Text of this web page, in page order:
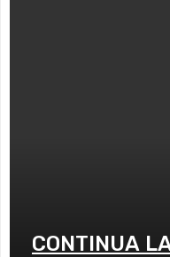
CONTINUA